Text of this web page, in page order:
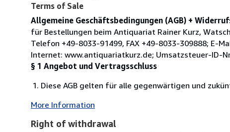
Terms of Sale
Allgemeine Geschäftsbedingungen (AGB) +
für Bestellungen beim Antiquariat Rainer Kurz,
Telefon +49-8033-91499, FAX +49-8033-309888; E-
Internet: www.antiquariatkurz.de; Umsatzsteuer-ID-
§ 1 Angebot und Vertragsschluss
Diese AGB gelten für alle gegenwärtigen und
More Information
Right of withdrawal